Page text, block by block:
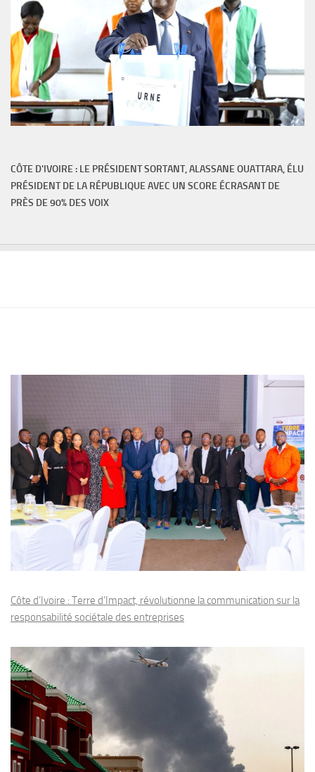
CÔTE D'IVOIRE : LE PRÉSIDENT SORTANT, ALASSANE OUATTARA, ÉLU
PRÉSIDENT DE LA RÉPUBLIQUE AVEC UN SCORE ÉCRASANT DE
PRÈS DE 90% DES VOIX
Côte d’Ivoire : Terre d’Impact, révolutionne la communication sur la
responsabilité sociétale des entreprises